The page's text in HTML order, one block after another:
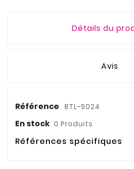
Détails du
Avis
Référence BTL-5024
En stock 0 Produits
Références spécifiques